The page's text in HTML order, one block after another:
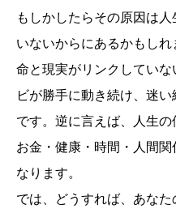
もしかしたらその原因は
いないからにあるかもし
命と現実がリンクしてい
ビが勝手に動き続け、迷
です。逆に言えば、人生の
お金・健康・時間・人間関
なります。
では、どうすれば、あな